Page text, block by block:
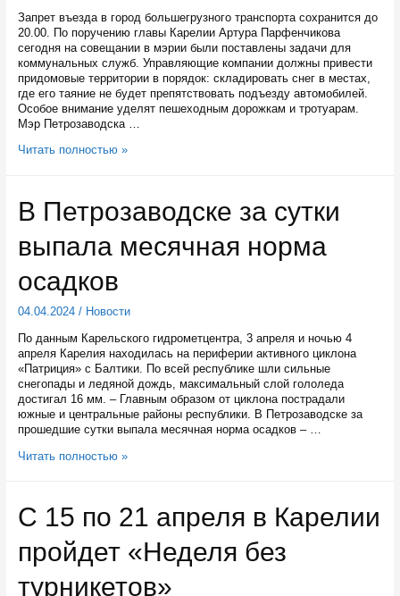
Запрет въезда в город большегрузного транспорта сохранится до
20.00. По поручению главы Карелии Артура Парфенчикова
сегодня на совещании в мэрии были поставлены задачи для
коммунальных служб. Управляющие компании должны привести
придомовые территории в порядок: складировать снег в местах,
где его таяние не будет препятствовать подъезду автомобилей.
Особое внимание уделят пешеходным дорожкам и тротуарам.
Мэр Петрозаводска …
Режим
введенный
из-
за
сильного
продлен
Читать полностью »
В Петрозаводске за сутки
выпала месячная норма
осадков
04.04.2024/ Новости
По данным Карельского гидрометцентра, 3 апреля и ночью 4
апреля Карелия находилась на периферии активного циклона
«Патриция» с Балтики. По всей республике шли сильные
снегопады и ледяной дождь, максимальный слой гололеда
достигал 16 мм. – Главным образом от циклона пострадали
южные и центральные районы республики. В Петрозаводске за
прошедшие сутки выпала месячная норма осадков – …
В
выпала
норма
осадков
Читать полностью »
С 15 по 21 апреля в Карелии
пройдет «Неделя без
турникетов»